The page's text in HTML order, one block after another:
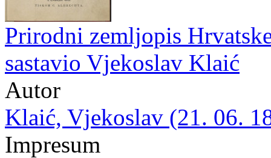
Prirodni zemljopis
sastavio Vjekoslav Klaić
Autor
Klaić, Vjekoslav (21. 06.
Impresum